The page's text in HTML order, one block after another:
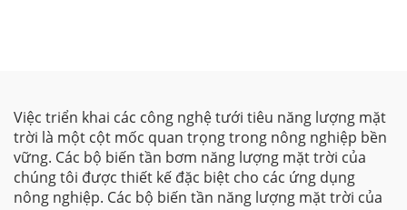
Việc triển khai các công nghệ tưới tiêu năng lượng mặt
trời là một cột mốc quan trọng trong nông nghiệp bền
vững. Các bộ biến tần bơm năng lượng mặt trời của
chúng tôi được thiết kế đặc biệt cho các ứng dụng
nông nghiệp. Các bộ biến tần năng lượng mặt trời của